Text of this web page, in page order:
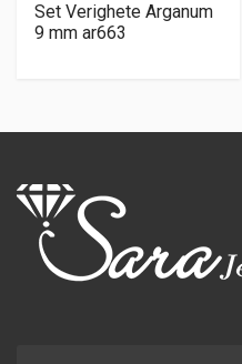
Set Verighete Arganum
9 mm ar663